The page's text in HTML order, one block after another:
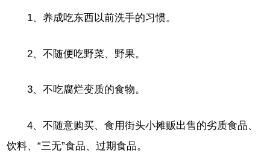
1、养成吃东西以前洗手的习惯。
2、不随便吃野菜、野果。
3、不吃腐烂变质的食物。
4、不随意购买、食用街头小摊贩出售的劣质食品、
饮料、“三无”食品、过期食品。